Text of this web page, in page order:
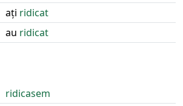
ați ridicat
au ridicat
ridicasem